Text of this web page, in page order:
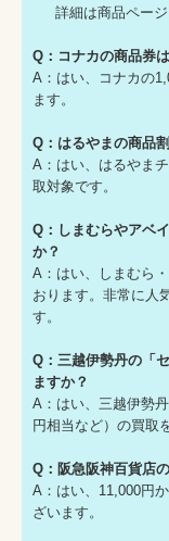
詳細は商品ページ
Q：コナカの商品券
A：はい、コナカの
ます。
Q：はるやまの商品
A：はい、はるやま
取対象です。
Q：しまむらやアベ
か？
A：はい、しまむら
おります。非常に人
す。
Q：三越伊勢丹の「
ますか？
A：はい、三越伊勢
円相当など）の買取
Q：阪急阪神百貨店
A：はい、11,000円
ざいます。